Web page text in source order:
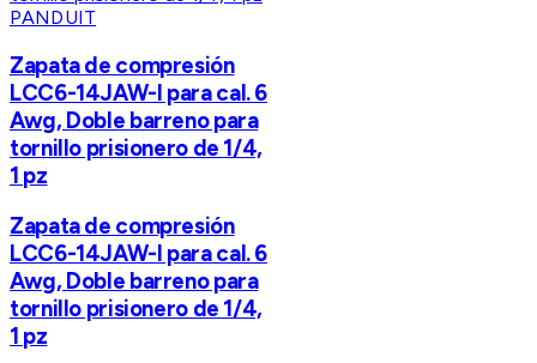
PANDUIT
Zapata de compresión
LCC6-14JAW-l para cal. 6
Awg, Doble barreno para
tornillo prisionero de 1/4,
1 pz
Zapata de compresión
LCC6-14JAW-l para cal. 6
Awg, Doble barreno para
tornillo prisionero de 1/4,
1 pz